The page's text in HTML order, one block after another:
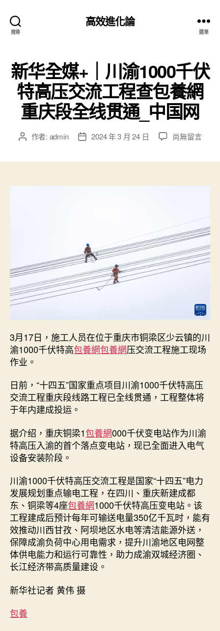
搜尋
高效進化論
選單
新华全媒+｜川渝1000千伏
特高压交流工程查包養網
重庆段全线贯通_中国网
文 作者: admin
文 2024 年 3 月 24 日
在
千
伏
特
高
包
養
庆
段
贯
通
_
网〉
中
尚無留言
3月17日，施工人员在位于重庆市铜梁区少云镇的川
渝1000千伏特高包養網包養網压交流工程施工现场
作业。
日前，“十四五”国家重点项目川渝1000千伏特高压
交流工程重庆段线路工程已全线贯通，工程整体将
于年内建成投运。
据介绍，重庆铜梁1包養網000千伏变电站作为川渝
特高压入渝的首个落点变电站，现已全面进入电气
设备安装阶段。
川渝1000千伏特高压交流工程是国家“十四五”电力
发展规划重点输电工程，在四川、重庆新建成都
东、铜梁等4座包養網1000千伏特高压变电站。该
工程建成后预计每年可输送电量350亿千瓦时，能有
效推动川西甘孜、阿坝地区水电等清洁能源外送，
保障成渝负荷中心用电需求，提升川渝地区电网整
体供电能力和运行可靠性，助力成渝双城经济圈、
长江经济带高质量建设。
新华社记者 黄伟 摄
包養